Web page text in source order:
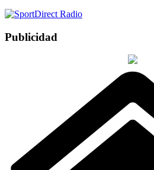
Publicidad